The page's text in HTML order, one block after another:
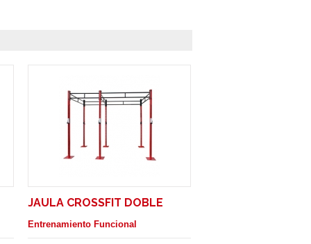
JAULA CROSSFIT DOBLE
Entrenamiento Funcional